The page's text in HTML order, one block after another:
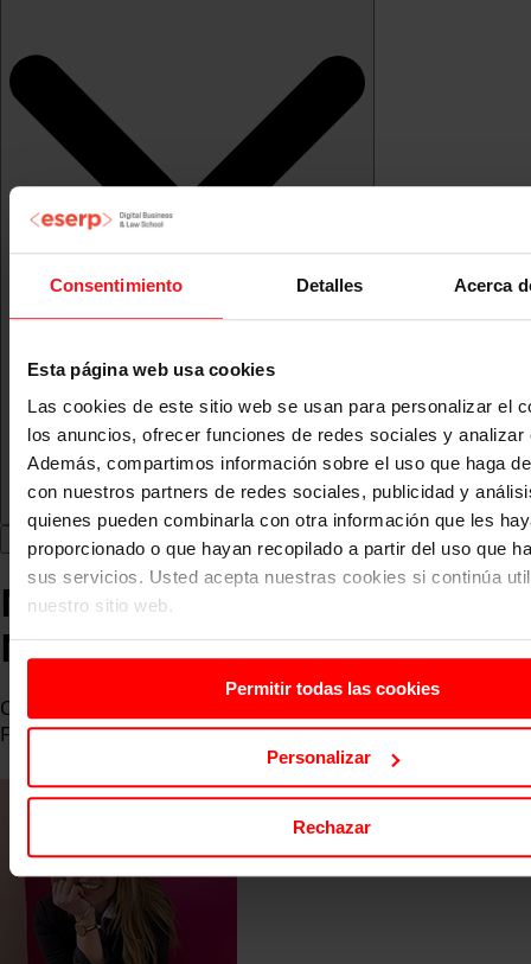
Consentimiento Detalles Acerca
Esta página web usa cookies
Las cookies de este sitio web se usan para personalizar el
los anuncios, ofrecer funciones de redes sociales y analizar
Además, compartimos información sobre el uso que haga
con nuestros partners de redes sociales, publicidad y
quienes pueden combinarla con otra información que les
proporcionado o que hayan recopilado a partir del uso que
sus servicios. Usted acepta nuestras cookies si continúa
nuestro sitio web.
Permitir todas las cookies
Personalizar
Rechazar
María Jesús Martínez
Molina
CEO en Cetea Gabinete y CEO en Cetea Edición y
Formación S.L